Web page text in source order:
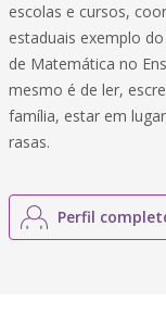
escolas e cursos,
estaduais exemplo
de Matemática no
mesmo é de ler,
família, estar em
rasas.
Perfil